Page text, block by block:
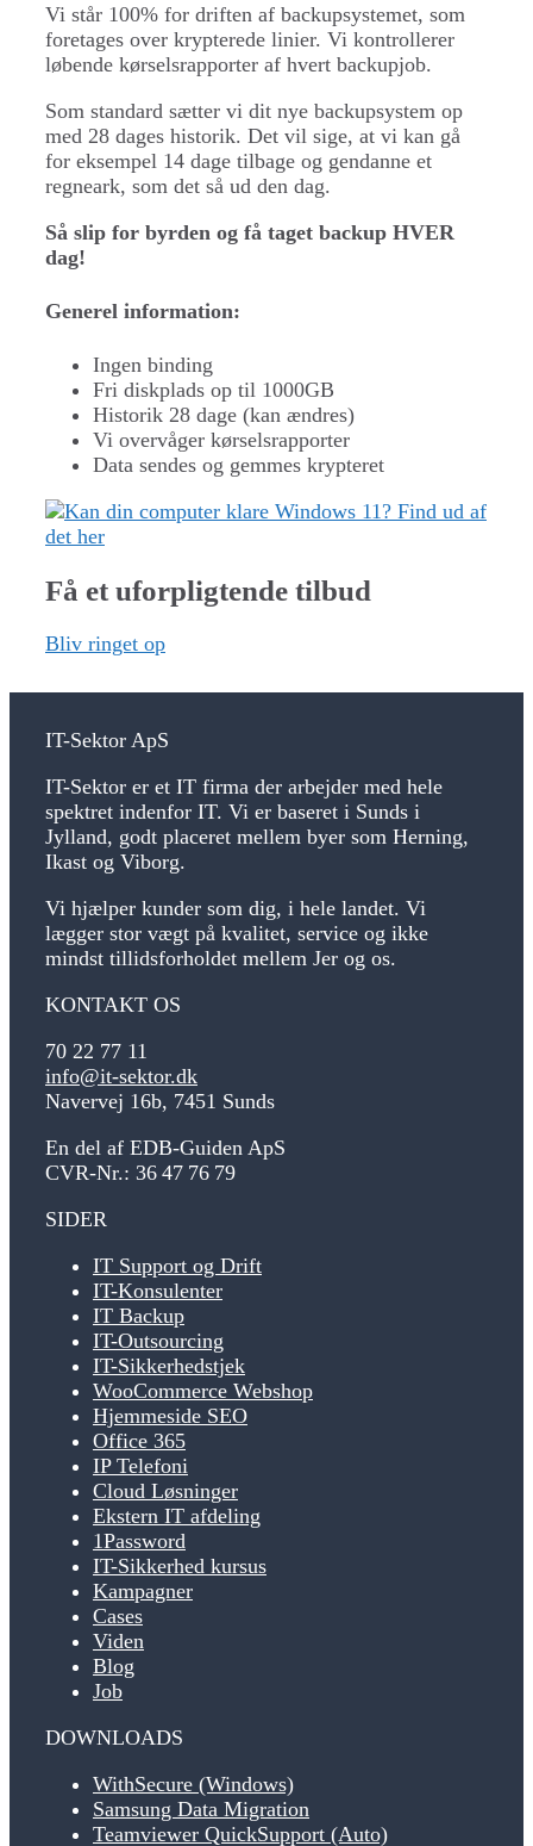
Vi står 100% for driften af backupsystemet, som
foretages over krypterede linier. Vi kontrollerer
løbende kørselsrapporter af hvert backupjob.
Som standard sætter vi dit nye backupsystem op
med 28 dages historik. Det vil sige, at vi kan gå
for eksempel 14 dage tilbage og gendanne et
regneark, som det så ud den dag.
Så slip for byrden og få taget backup HVER
dag!
Generel information:
Ingen binding
Fri diskplads op til 1000GB
Historik 28 dage (kan ændres)
Vi overvåger kørselsrapporter
Data sendes og gemmes krypteret
Få et uforpligtende tilbud
Bliv ringet op
IT-Sektor ApS
IT-Sektor er et IT firma der arbejder med hele
spektret indenfor IT. Vi er baseret i Sunds i
Jylland, godt placeret mellem byer som Herning,
Ikast og Viborg.
Vi hjælper kunder som dig, i hele landet. Vi
lægger stor vægt på kvalitet, service og ikke
mindst tillidsforholdet mellem Jer og os.
KONTAKT OS
70 22 77 11
info@it-sektor.dk
Navervej 16b, 7451 Sunds
En del af EDB-Guiden ApS
CVR-Nr.: 36 47 76 79
SIDER
IT Support og Drift
IT-Konsulenter
IT Backup
IT-Outsourcing
IT-Sikkerhedstjek
WooCommerce Webshop
Hjemmeside SEO
Office 365
IP Telefoni
Cloud Løsninger
Ekstern IT afdeling
1Password
IT-Sikkerhed kursus
Kampagner
Cases
Viden
Blog
Job
DOWNLOADS
WithSecure (Windows)
Samsung Data Migration
Teamviewer QuickSupport (Auto)